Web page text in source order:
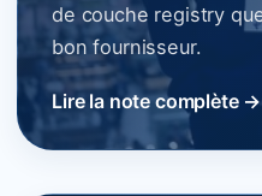
de couche registry
bon fournisseur.
Lire la note complète →